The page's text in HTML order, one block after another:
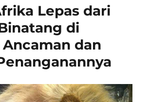
Lepas dari
di
dan